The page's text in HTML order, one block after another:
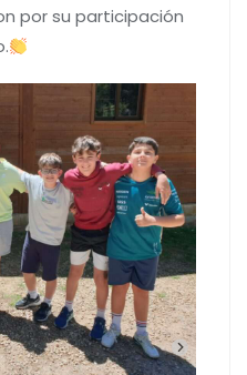
por su participación